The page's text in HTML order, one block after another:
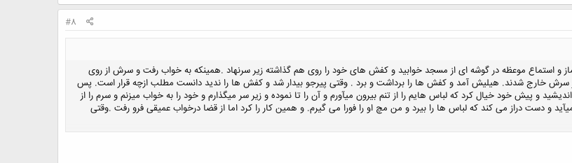
#8
و استماع موعظه در گوشه ای از مسجد خوابید و کفش های خود را روی هم گذاشته زیر سرنهاد .همینکه به خواب رفت و سرش از روی
سرش خارج شدند. هیلیش آمد و کفش ها را برداشت و برد . وقتی پیرجو بیدار شد و کفش ها را ندید دانست مطلب ازچه قرار است. پس
و پیش خود خیال کرد که لباس هایم را از تنم بیرون میآورم و آن را تا نموده و زیر سر میگذارم و خود را به خواب میزنم و سرم را از
و دست دراز می کند که لباس ها را بیرد و من مچ او را فورا می گیرم. و همین کار را کرد اما از قضا درخواب عمیقی فرو رفت .وقتی